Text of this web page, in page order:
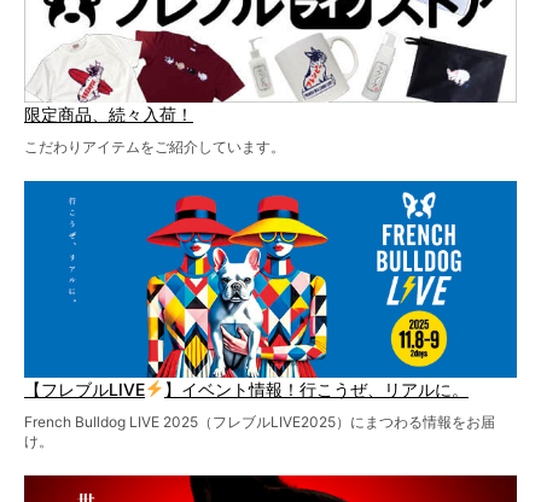
限定商品、続々入荷！
こだわりアイテムをご紹介しています。
【フレブルLIVE 】イベント情報！行こうぜ、リアルに。
French Bulldog LIVE 2025（フレブルLIVE2025）にまつわる情報をお届
け。